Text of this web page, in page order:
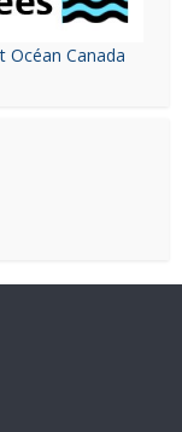
Océan Canada